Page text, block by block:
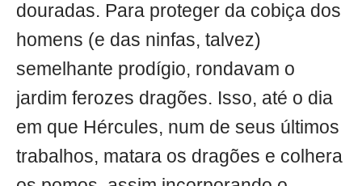
douradas. Para proteger da cobiça dos
homens (e das ninfas, talvez)
semelhante prodígio, rondavam o
jardim ferozes dragões. Isso, até o dia
em que Hércules, num de seus últimos
trabalhos, matara os dragões e colhera